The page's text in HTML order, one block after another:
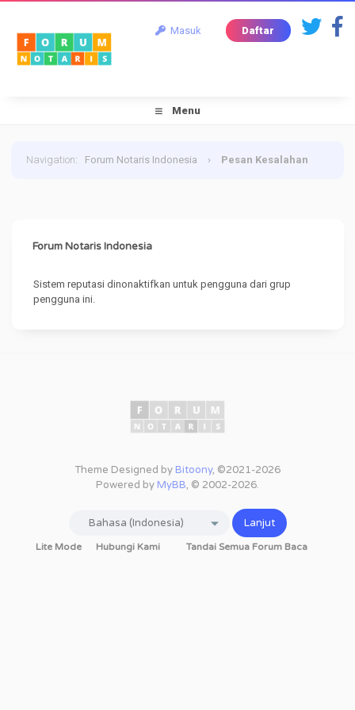
Masuk Daftar
Menu
Navigation: Forum Notaris Indonesia › Pesan Kesalahan
Forum Notaris Indonesia
Sistem reputasi dinonaktifkan untuk pengguna dari grup
pengguna ini.
Theme Designed by Bitoony, ©2021-2026
Powered by MyBB, © 2002-2026.
Lite Mode Hubungi Kami Tandai Semua Forum Baca